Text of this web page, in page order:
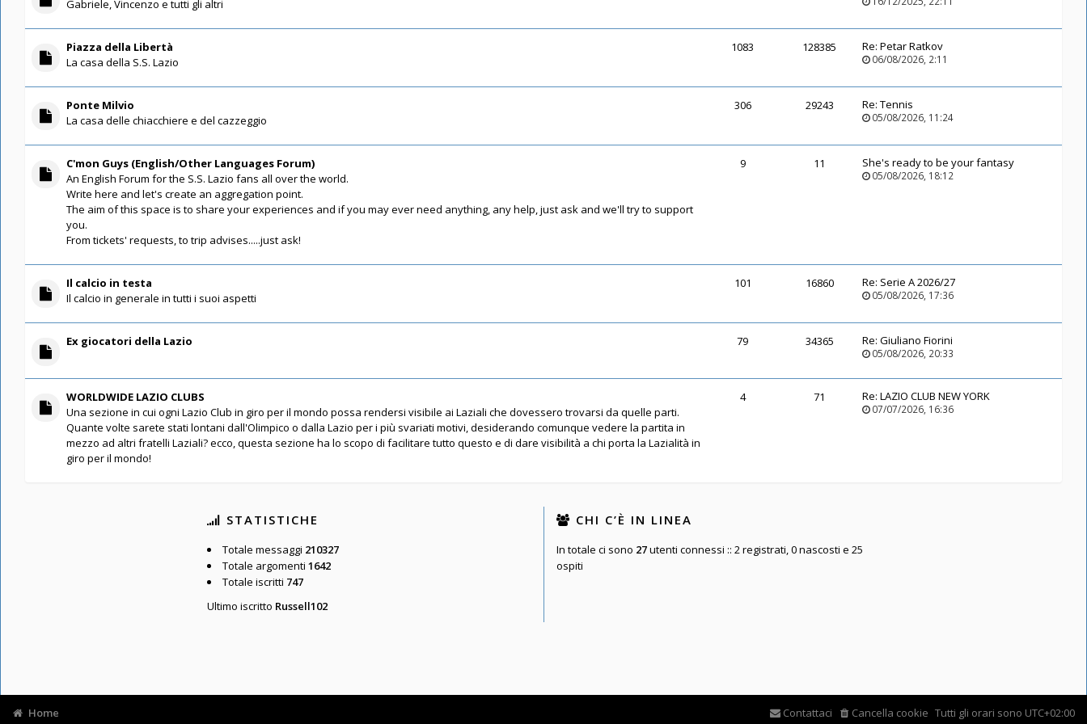
Gabriele, Vincenzo e tutti gli altri
Piazza della Libertà
La casa della S.S. Lazio
1083 128385 Re: Petar Ratkov
06/08/2026, 2:11
Ponte Milvio
La casa delle chiacchiere e del cazzeggio
306 29243 Re: Tennis
05/08/2026, 11:24
C'mon Guys (English/Other Languages Forum)
An English Forum for the S.S. Lazio fans all over the world.
Write here and let's create an aggregation point.
The aim of this space is to share your experiences and if you may ever need anything, any help, just ask and we'll try to support
you.
From tickets' requests, to trip advises.....just ask!
9 11 She's ready to be your fantasy
05/08/2026, 18:12
Il calcio in testa
Il calcio in generale in tutti i suoi aspetti
101 16860 Re: Serie A 2026/27
05/08/2026, 17:36
Ex giocatori della Lazio 79 34365 Re: Giuliano Fiorini
05/08/2026, 20:33
WORLDWIDE LAZIO CLUBS
Una sezione in cui ogni Lazio Club in giro per il mondo possa rendersi visibile ai Laziali che dovessero trovarsi da quelle parti.
Quante volte sarete stati lontani dall'Olimpico o dalla Lazio per i più svariati motivi, desiderando comunque vedere la partita in
mezzo ad altri fratelli Laziali? ecco, questa sezione ha lo scopo di facilitare tutto questo e di dare visibilità a chi porta la Lazialità in
giro per il mondo!
4 71 Re: LAZIO CLUB NEW YORK
07/07/2026, 16:36
STATISTICHE
Totale messaggi 210327
Totale argomenti 1642
Totale iscritti 747
Ultimo iscritto Russell102
CHI C’È IN LINEA
In totale ci sono 27utenti connessi :: 2 registrati, 0 nascosti e 25
ospiti
Home Tutti gli orari sono UTC+02:00
Cancella cookie
Contattaci